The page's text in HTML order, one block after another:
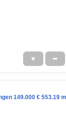
★ ➦
149.000 € 553.19